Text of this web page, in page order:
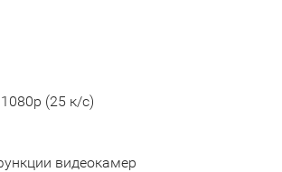
(25 к/с)
видеокамер